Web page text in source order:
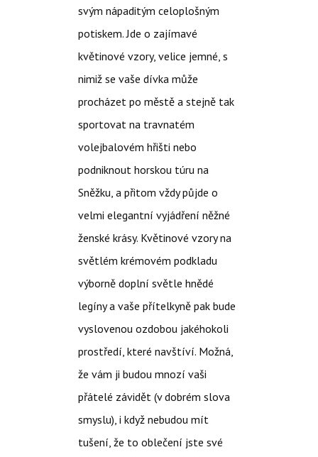
svým nápaditým celoplošným
potiskem. Jde o zajímavé
květinové vzory, velice jemné, s
nimiž se vaše dívka může
procházet po městě a stejně tak
sportovat na travnatém
volejbalovém hřišti nebo
podniknout horskou túru na
Sněžku, a přitom vždy půjde o
velmi elegantní vyjádření něžné
ženské krásy. Květinové vzory na
světlém krémovém podkladu
výborně doplní světle hnědé
legíny a vaše přítelkyně pak bude
vyslovenou ozdobou jakéhokoli
prostředí, které navštíví. Možná,
že vám ji budou mnozí vaši
přátelé závidět (v dobrém slova
smyslu), i když nebudou mít
tušení, že to oblečení jste své